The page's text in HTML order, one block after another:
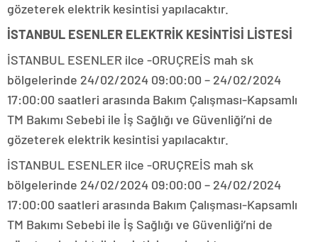
gözeterek elektrik kesintisi yapılacaktır.
İSTANBUL ESENLER ELEKTRİK KESİNTİSİ LİSTESİ
İSTANBUL ESENLER ilce -ORUÇREİS mah sk
bölgelerinde 24/02/2024 09:00:00 – 24/02/2024
17:00:00 saatleri arasında Bakım Çalışması-Kapsamlı
TM Bakımı Sebebi ile İş Sağlığı ve Güvenliği’ni de
gözeterek elektrik kesintisi yapılacaktır.
İSTANBUL ESENLER ilce -ORUÇREİS mah sk
bölgelerinde 24/02/2024 09:00:00 – 24/02/2024
17:00:00 saatleri arasında Bakım Çalışması-Kapsamlı
TM Bakımı Sebebi ile İş Sağlığı ve Güvenliği’ni de